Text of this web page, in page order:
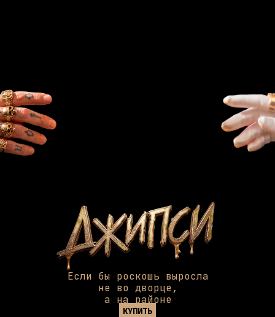
Если бы роскошь выросла
не во дворце,
а на районе
КУПИТЬ